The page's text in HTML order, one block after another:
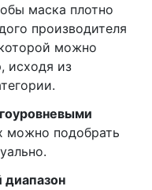
маска плотно
производителя
можно
исходя из
можно подобрать